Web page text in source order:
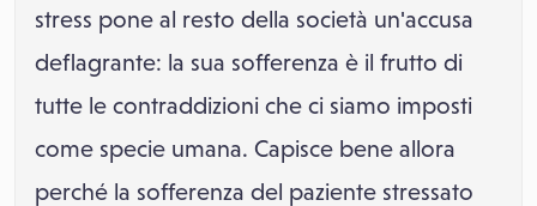
stress pone al resto della società un'accusa
deflagrante: la sua sofferenza è il frutto di
tutte le contraddizioni che ci siamo imposti
come specie umana. Capisce bene allora
perché la sofferenza del paziente stressato